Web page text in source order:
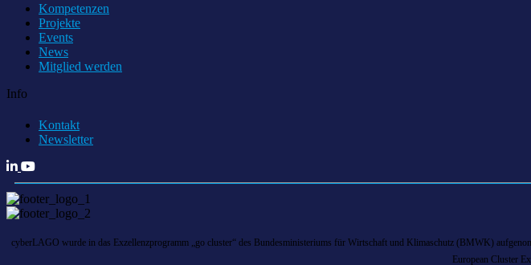
Kompetenzen
Projekte
Events
News
Mitglied werden
Info
Kontakt
Newsletter
cyberLAGO wurde in das Exzellenzprogramm „go cluster“ des Bundesministeriums für Wirtschaft und Klimaschutz (BMWK)
European Cluster